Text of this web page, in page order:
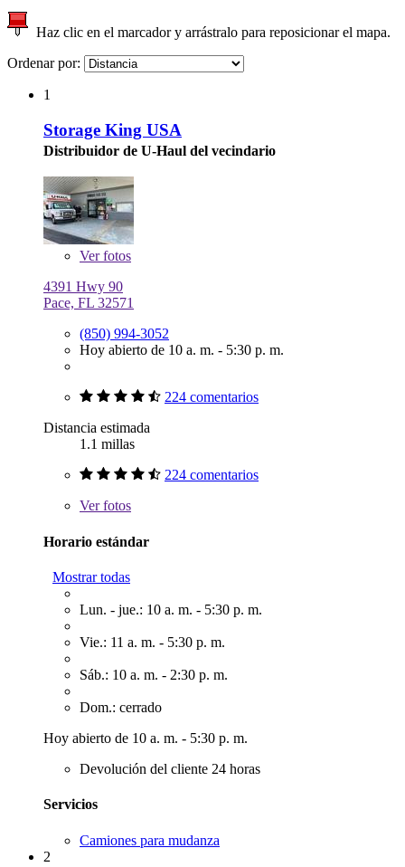
Haz clic en el marcador y arrástralo para reposicionar el mapa.
Ordenar por:
1
Storage King USA
Distribuidor de U-Haul del vecindario
Verfotos
4391 Hwy 90
Pace, FL 32571
(850) 994-3052
Hoy abierto de 10 a. m. - 5:30 p. m.
224 comentarios
Distancia estimada
1.1 millas
224 comentarios
Verfotos
Horario estándar
Mostrar todas
Lun. - jue.: 10 a. m. - 5:30 p. m.
Vie.: 11 a. m. - 5:30 p. m.
Sáb.: 10 a. m. - 2:30 p. m.
Dom.: cerrado
Hoy abierto de 10 a. m. - 5:30 p. m.
Devolución del cliente 24 horas
Servicios
Camiones para mudanza
2